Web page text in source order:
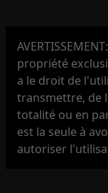
propriété
a le droit de
transmettre, de
totalité ou en
est la seule à
autoriser